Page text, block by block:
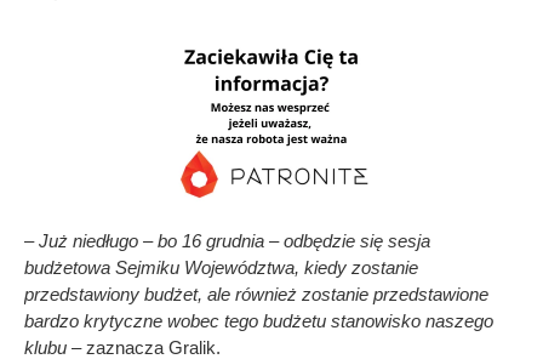
– Już niedługo – bo 16 grudnia – odbędzie się sesja
budżetowa Sejmiku Województwa, kiedy zostanie
przedstawiony budżet, ale również zostanie przedstawione
bardzo krytyczne wobec tego budżetu stanowisko naszego
klubu – zaznacza Gralik.